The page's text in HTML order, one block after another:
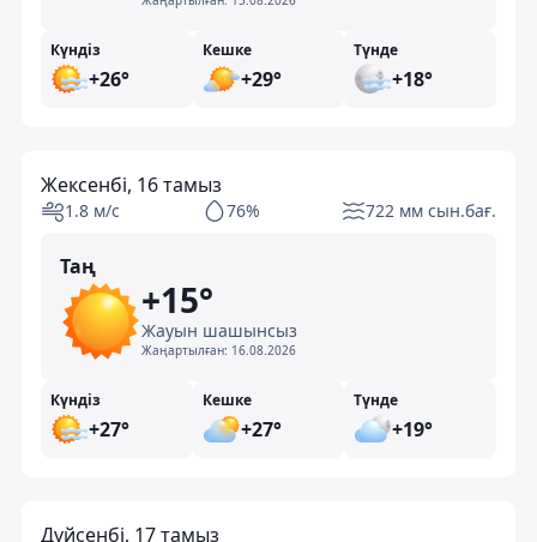
Күндіз
+26°
Кешке
+29°
Түнде
+18°
Жексенбі, 16 тамыз
1.8 м/с 76% 722 мм сын.бағ.
Таң
+15°
Жауын шашынсыз
Жаңартылған: 16.08.2026
Күндіз
+27°
Кешке
+27°
Түнде
+19°
Дүйсенбі, 17 тамыз